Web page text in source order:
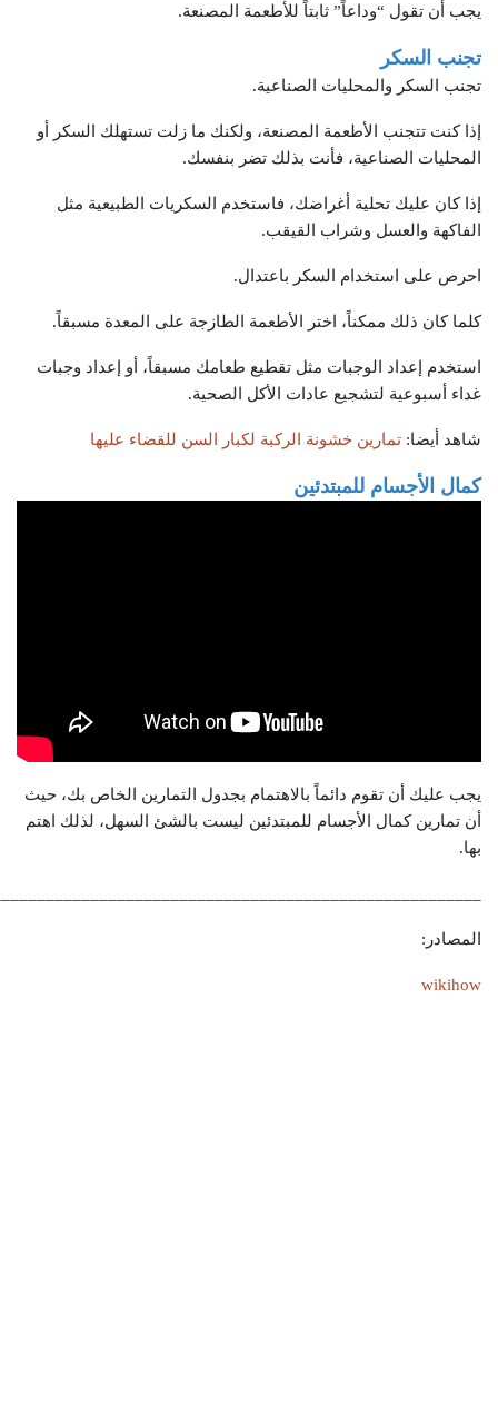
يجب أن تقول “وداعاً” ثابتاً للأطعمة المصنعة.
تجنب السكر
تجنب السكر والمحليات الصناعية.
إذا كنت تتجنب الأطعمة المصنعة، ولكنك ما زلت تستهلك السكر أو
المحليات الصناعية، فأنت بذلك تضر بنفسك.
إذا كان عليك تحلية أغراضك، فاستخدم السكريات الطبيعية مثل
الفاكهة والعسل وشراب القيقب.
احرص على استخدام السكر باعتدال.
كلما كان ذلك ممكناً، اختر الأطعمة الطازجة على المعدة مسبقاً.
استخدم إعداد الوجبات مثل تقطيع طعامك مسبقاً، أو إعداد وجبات
غداء أسبوعية لتشجيع عادات الأكل الصحية.
شاهد أيضا: تمارين خشونة الركبة لكبار السن للقضاء عليها
كمال الأجسام للمبتدئين
يجب عليك أن تقوم دائماً بالاهتمام بجدول التمارين الخاص بك، حيث
أن تمارين كمال الأجسام للمبتدئين ليست بالشئ السهل، لذلك اهتم
بها.
المصادر:
wikihow